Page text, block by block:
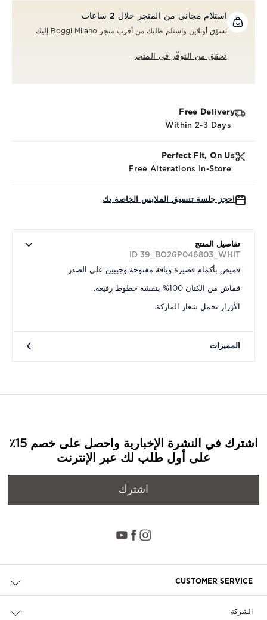
استلام مجاني من المتجر خلال 2 ساعات
تسوّق أونلاين واستلم طلبك من أقرب متجر Boggi Milano إليك.
تحقق من التوفّر في المتجر
Free Delivery
Within 2-3 Days
Perfect Fit, On Us
Free Alterations In-Store
احجز جلسة تنسيق الملابس الخاصة بك
تفاصيل المنتج
ID 39_BO26P046803_WHIT
قميص بأكمام قصيرة وياقة مفتوحة وجيبين على الصدر.
قماش من الكتان 100% بنقشة خطوط رفيعة.
الأزرار تحمل شعار الماركة.
المميزات
اشترك في النشرة الإخبارية واحصل على خصم 15٪
على أول طلب لك عبر الإنترنت
اشترك
CUSTOMER SERVICE
الشركة